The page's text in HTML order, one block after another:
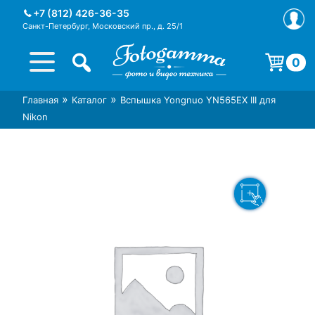
+7 (812) 426-36-35
Санкт-Петербург, Московский пр., д. 25/1
Интернет-магазин фототехники
Магазин фотоаксессуаров foto-
0
Корзина пуста.
Главная » Каталог » Вспышка Yongnuo YN565EX III для
Nikon